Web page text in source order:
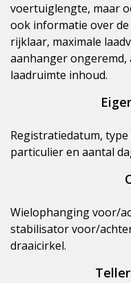
voertuiglengte, maar
ook informatie over
rijklaar, maximale
aanhanger
laadruimte inhoud.
Registratiedatum,
particulier en aantal
Wielophanging voor/
stabilisator voor/
draaicirkel.